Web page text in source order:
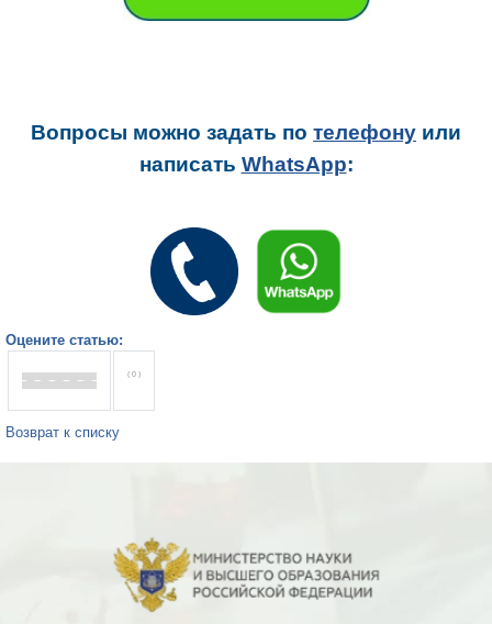
Вопросы можно задать по телефону или
написать WhatsApp:
Оцените статью:
( 0 )
Возврат к списку